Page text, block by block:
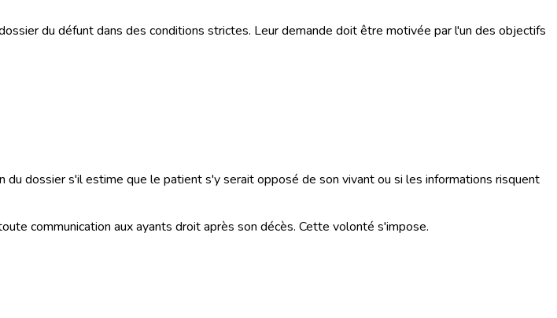
du défunt dans des conditions strictes. Leur demande doit être motivée par l'un des objectifs
dossier s'il estime que le patient s'y serait opposé de son vivant ou si les informations risquent
communication aux ayants droit après son décès. Cette volonté s'impose.